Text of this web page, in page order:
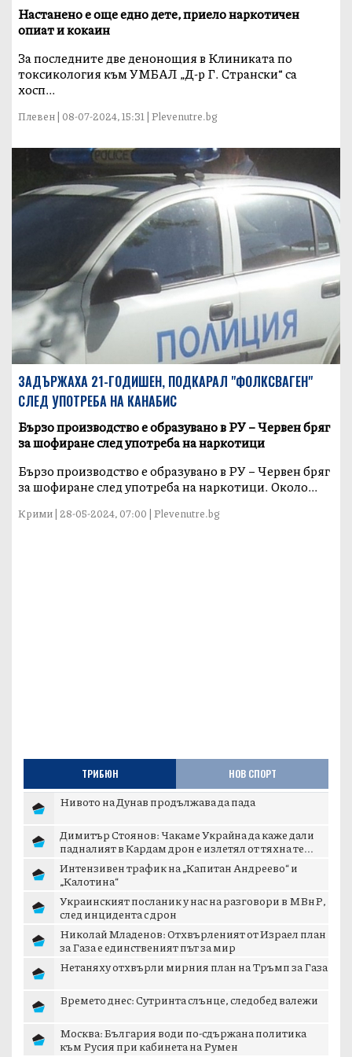
Настанено е още едно дете, приело наркотичен
опиат и кокаин
За последните две денонощия в Клиниката по
токсикология към УМБАЛ „Д-р Г. Странски“ са
хосп...
Плевен | 08-07-2024, 15:31 | Plevenutre.bg
ЗАДЪРЖАХА 21-ГОДИШЕН, ПОДКАРАЛ "ФОЛКСВАГЕН"
СЛЕД УПОТРЕБА НА КАНАБИС
Бързо производство е образувано в РУ – Червен бряг
за шофиране след употреба на наркотици
Бързо производство е образувано в РУ – Червен бряг
за шофиране след употреба на наркотици. Около...
Крими | 28-05-2024, 07:00 | Plevenutre.bg
ТРИБЮН НОВ СПОРТ
Нивото на Дунав продължава да пада
Димитър Стоянов: Чакаме Украйна да каже дали
падналият в Кардам дрон е излетял от тяхна те...
Интензивен трафик на „Капитан Андреево“ и
„Калотина“
Украинският посланик у нас на разговори в МВнР,
след инцидента с дрон
Николай Младенов: Отхвърленият от Израел план
за Газа е единственият път за мир
Нетаняху отхвърли мирния план на Тръмп за Газа
Времето днес: Сутринта слънце, следобед валежи
Москва: България води по-сдържана политика
към Русия при кабинета на Румен